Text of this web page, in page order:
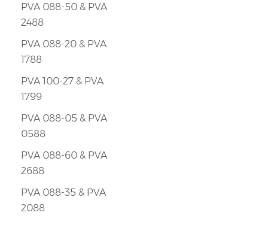
PVA 088-50 & PVA
2488
PVA 088-20 & PVA
1788
PVA 100-27 & PVA
1799
PVA 088-05 & PVA
0588
PVA 088-60 & PVA
2688
PVA 088-35 & PVA
2088